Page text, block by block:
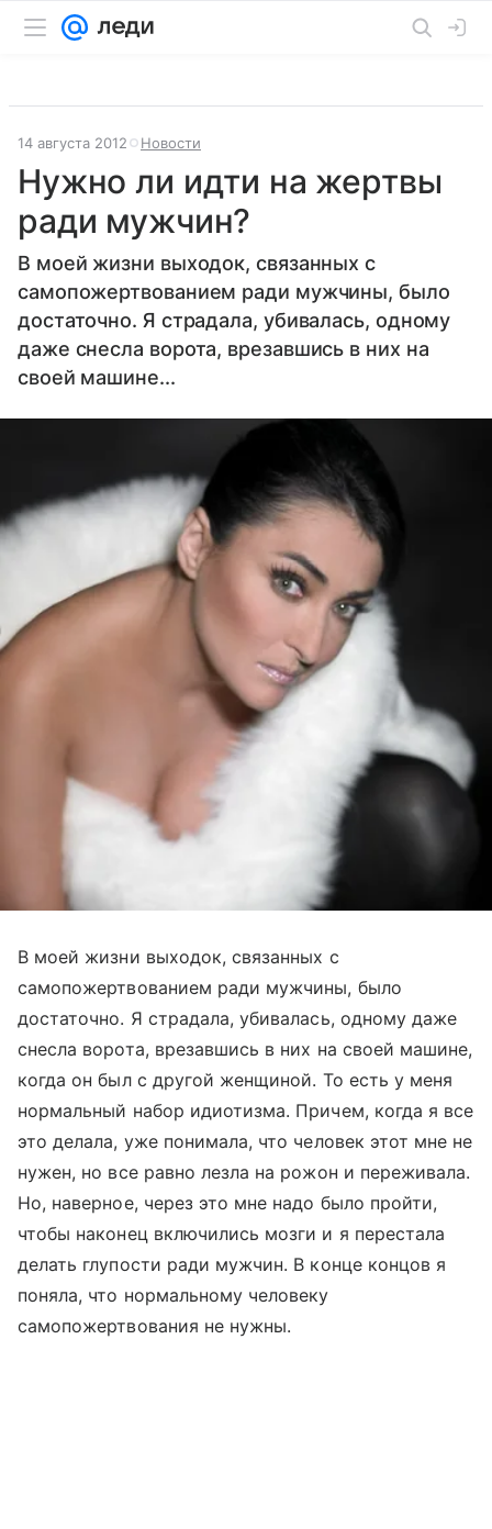
14 августа 2012 Новости
Нужно ли идти на жертвы
ради мужчин?
В моей жизни выходок, связанных с
самопожертвованием ради мужчины, было
достаточно. Я страдала, убивалась, одному
даже снесла ворота, врезавшись в них на
своей машине...
В моей жизни выходок, связанных с
самопожертвованием ради мужчины, было
достаточно. Я страдала, убивалась, одному даже
снесла ворота, врезавшись в них на своей машине,
когда он был с другой женщиной. То есть у меня
нормальный набор идиотизма. Причем, когда я все
это делала, уже понимала, что человек этот мне не
нужен, но все равно лезла на рожон и переживала.
Но, наверное, через это мне надо было пройти,
чтобы наконец включились мозги и я перестала
делать глупости ради мужчин. В конце концов я
поняла, что нормальному человеку
самопожертвования не нужны.